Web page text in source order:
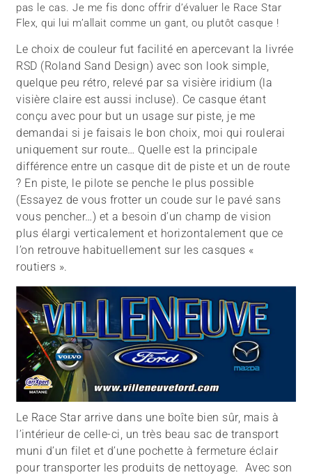
pas le cas. Je me fis donc offrir d’évaluer le Race Star
Flex, qui lui m’allait comme un gant, ou plutôt casque !
Le choix de couleur fut facilité en apercevant la livrée
RSD (Roland Sand Design) avec son look simple,
quelque peu rétro, relevé par sa visière iridium (la
visière claire est aussi incluse). Ce casque étant
conçu avec pour but un usage sur piste, je me
demandai si je faisais le bon choix, moi qui roulerai
uniquement sur route… Quelle est la principale
différence entre un casque dit de piste et un de route
? En piste, le pilote se penche le plus possible
(Essayez de vous frotter un coude sur le pavé sans
vous pencher…) et a besoin d’un champ de vision
plus élargi verticalement et horizontalement que ce
l’on retrouve habituellement sur les casques «
routiers ».
Le Race Star arrive dans une boîte bien sûr, mais à
l’intérieur de celle-ci, un très beau sac de transport
muni d’un filet et d’une pochette à fermeture éclair
pour transporter les produits de nettoyage. Avec son